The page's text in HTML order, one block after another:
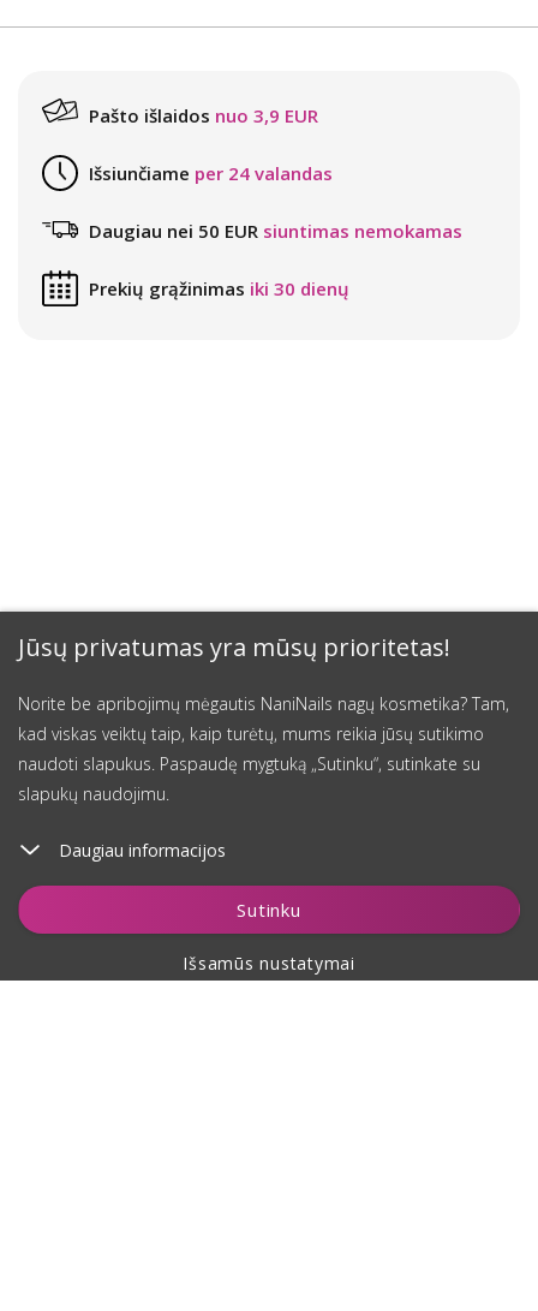
Jūsų privatumas yra mūsų prioritetas!
Norite be apribojimų mėgautis NaniNails nagų kosmetika? Tam,
kad viskas veiktų taip, kaip turėtų, mums reikia jūsų sutikimo
naudoti slapukus. Paspaudę mygtuką „Sutinku“, sutinkate su
slapukų naudojimu.
Daugiau informacijos
Sutinku
Išsamūs nustatymai
Įdėti į krepšelį
Pašto išlaidos nuo 3,9 EUR
Išsiunčiame per 24 valandas
Daugiau nei 50 EUR siuntimas nemokamas
Prekių grąžinimas iki 30 dienų